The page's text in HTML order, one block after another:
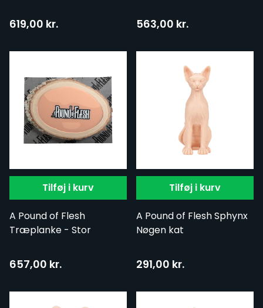
619,00 kr. 563,00 kr.
Tilføj i kurv
A Pound of Flesh
Træplanke - Stor
657,00 kr.
Tilføj i kurv
A Pound of Flesh Sphynx
Nøgen kat
291,00 kr.